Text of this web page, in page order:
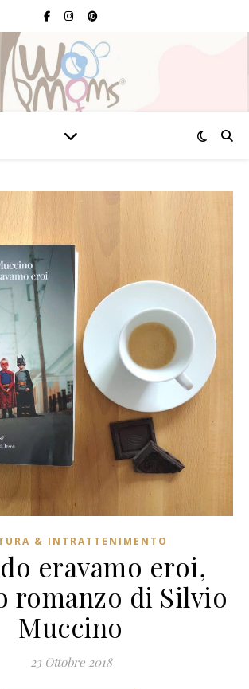
& INTRATTENIMENTO
eravamo eroi,
romanzo di Silvio
Muccino
23 Ottobre 2018